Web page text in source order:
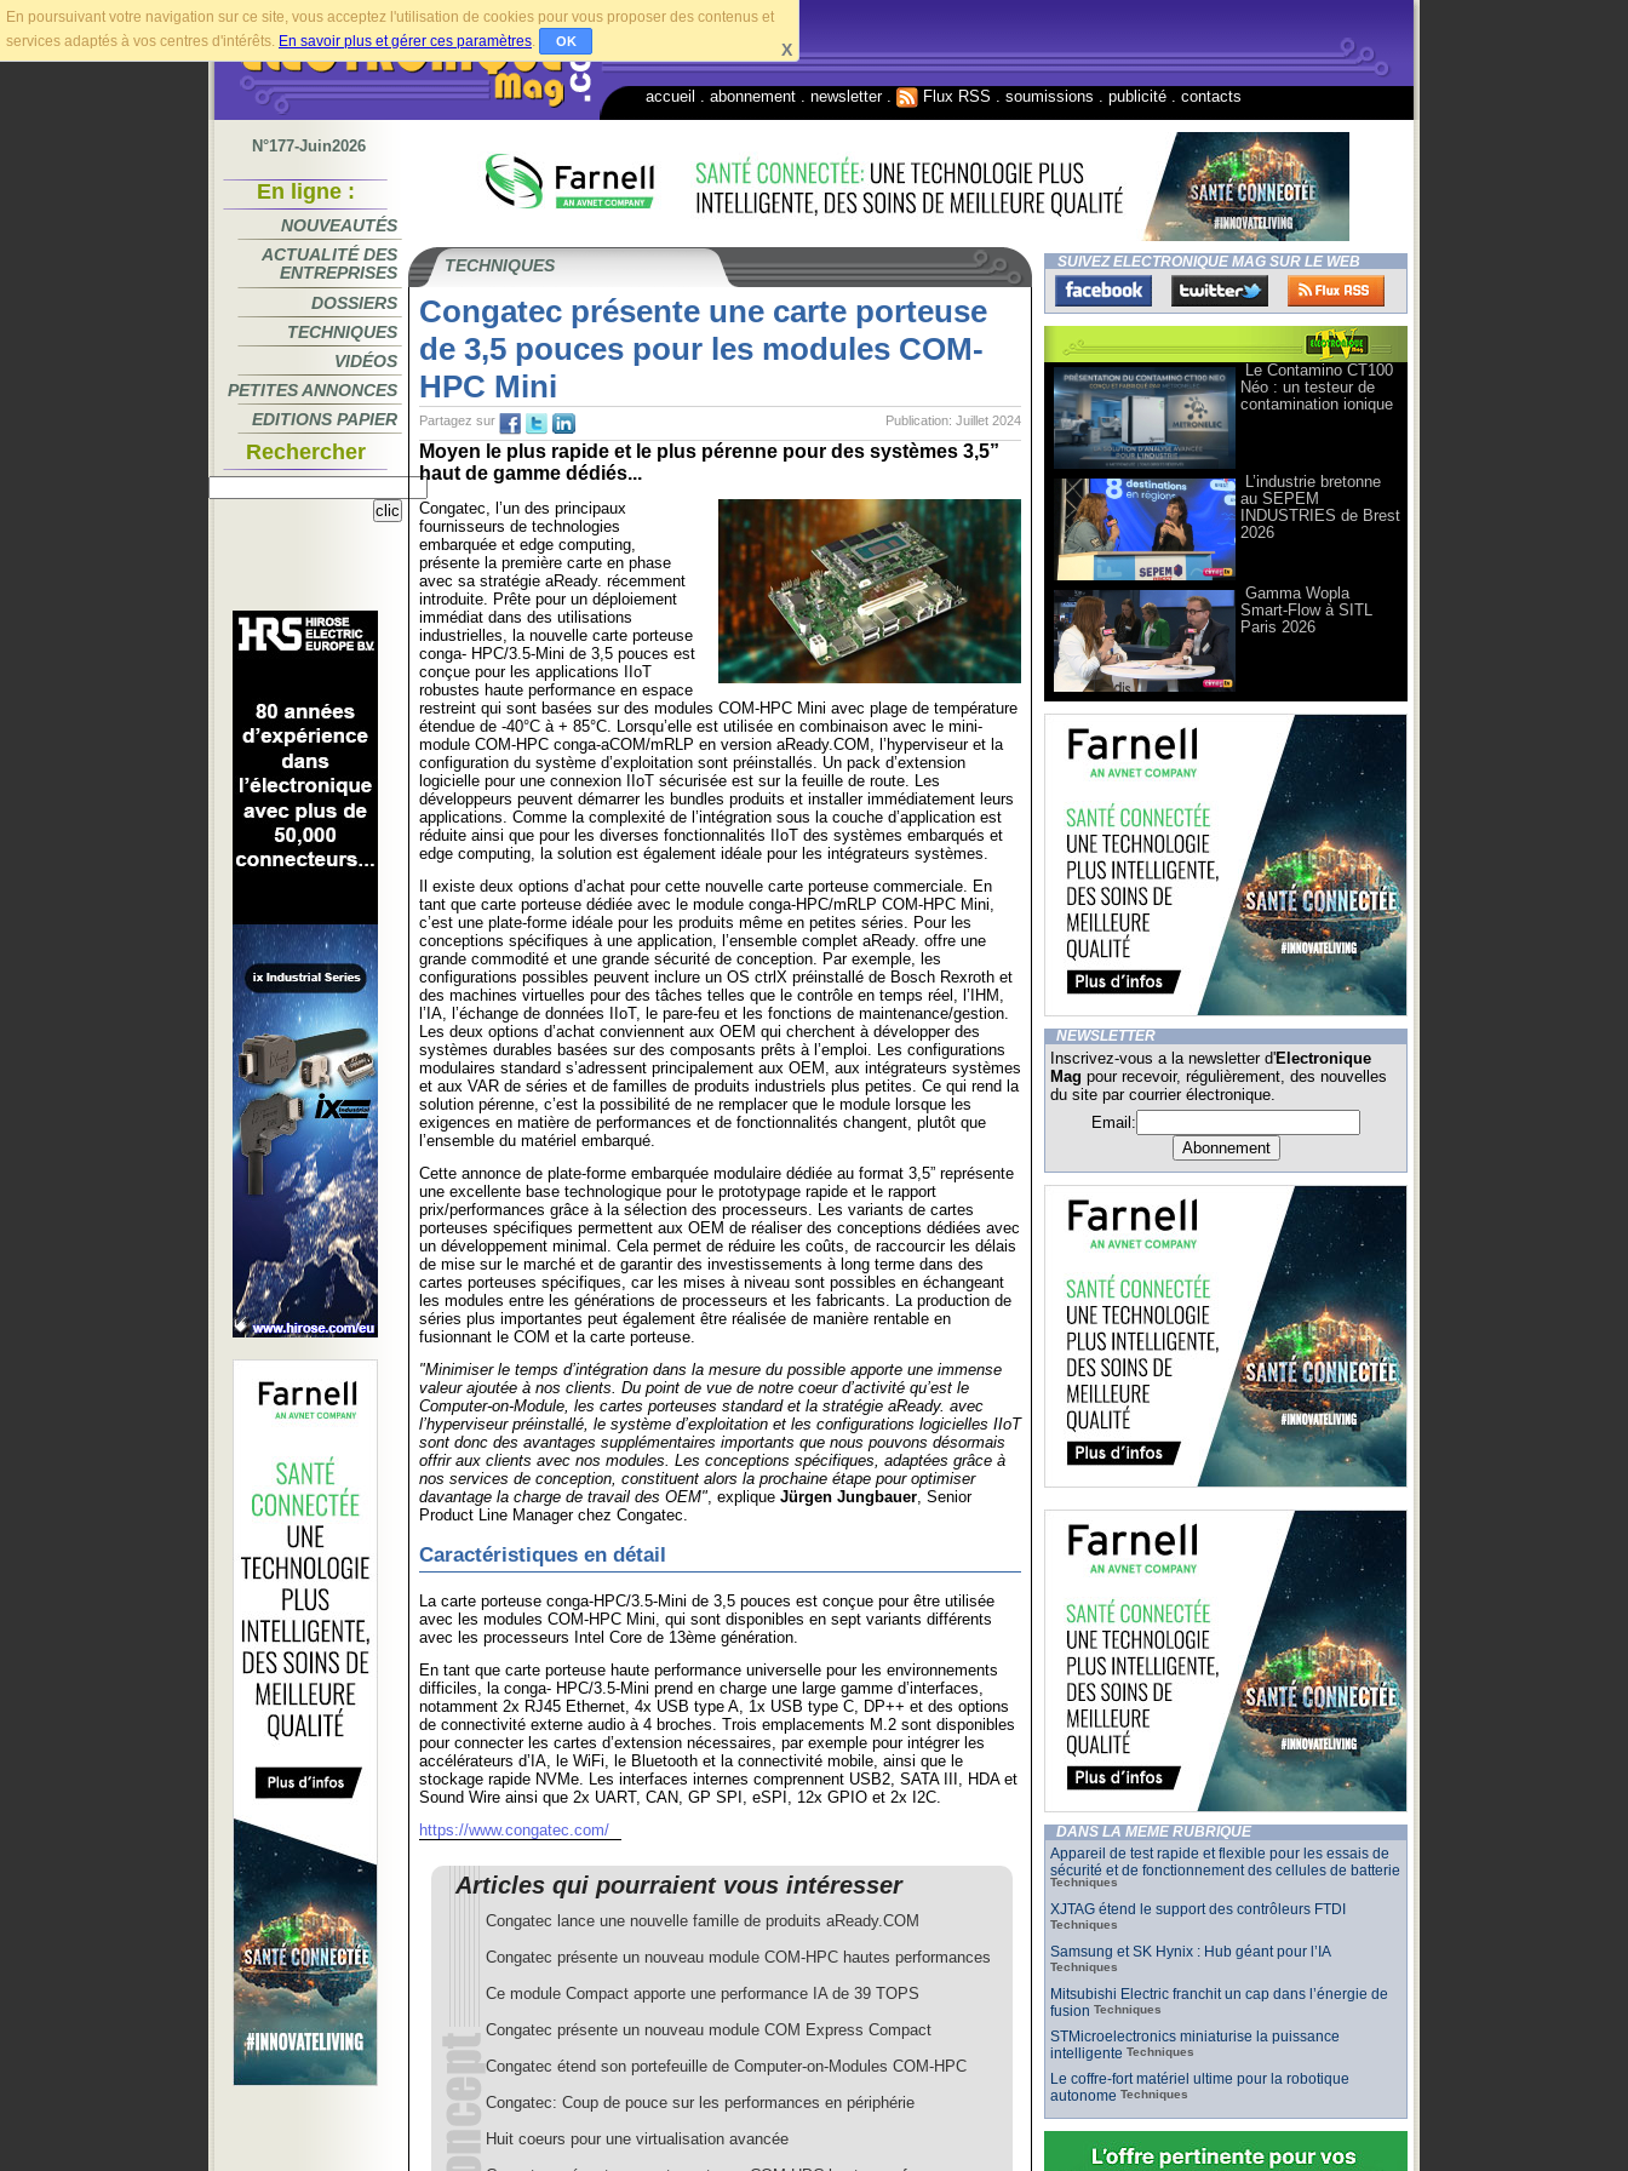
En poursuivant votre navigation sur ce site, vous acceptez l'utilisation de cookies pour vous proposer des contenus et
services adaptés à vos centres d'intérêts. En savoir plus et gérer ces paramètres. OK X
accueil abonnement newsletter. Flux RSS soumissions publicité contacts
N°177-Juin2026
En ligne :
NOUVEAUTÉS
ACTUALITÉ DES
ENTREPRISES
DOSSIERS
TECHNIQUES
VIDÉOS
PETITES ANNONCES
EDITIONS PAPIER
Rechercher
TECHNIQUES
Congatec présente une carte porteuse
de 3,5 pouces pour les modules COM-
HPC Mini
Publication: Juillet 2024
Partagez sur
Moyen le plus rapide et le plus pérenne pour des systèmes 3,5”
haut de gamme dédiés...
Congatec, l’un des principaux
fournisseurs de technologies
embarquée et edge computing,
présente la première carte en phase
avec sa stratégie aReady. récemment
introduite. Prête pour un déploiement
immédiat dans des utilisations
industrielles, la nouvelle carte porteuse
conga- HPC/3.5-Mini de 3,5 pouces est
conçue pour les applications IIoT
robustes haute performance en espace
restreint qui sont basées sur des modules COM-HPC Mini avec plage de température
étendue de -40°C à + 85°C. Lorsqu’elle est utilisée en combinaison avec le mini-
module COM-HPC conga-aCOM/mRLP en version aReady.COM, l’hyperviseur et la
configuration du système d’exploitation sont préinstallés. Un pack d’extension
logicielle pour une connexion IIoT sécurisée est sur la feuille de route. Les
développeurs peuvent démarrer les bundles produits et installer immédiatement leurs
applications. Comme la complexité de l’intégration sous la couche d’application est
réduite ainsi que pour les diverses fonctionnalités IIoT des systèmes embarqués et
edge computing, la solution est également idéale pour les intégrateurs systèmes.
Il existe deux options d’achat pour cette nouvelle carte porteuse commerciale. En
tant que carte porteuse dédiée avec le module conga-HPC/mRLP COM-HPC Mini,
c’est une plate-forme idéale pour les produits même en petites séries. Pour les
conceptions spécifiques à une application, l’ensemble complet aReady. offre une
grande commodité et une grande sécurité de conception. Par exemple, les
configurations possibles peuvent inclure un OS ctrlX préinstallé de Bosch Rexroth et
des machines virtuelles pour des tâches telles que le contrôle en temps réel, l’IHM,
l’IA, l’échange de données IIoT, le pare-feu et les fonctions de maintenance/gestion.
Les deux options d’achat conviennent aux OEM qui cherchent à développer des
systèmes durables basées sur des composants prêts à l’emploi. Les configurations
modulaires standard s’adressent principalement aux OEM, aux intégrateurs systèmes
et aux VAR de séries et de familles de produits industriels plus petites. Ce qui rend la
solution pérenne, c’est la possibilité de ne remplacer que le module lorsque les
exigences en matière de performances et de fonctionnalités changent, plutôt que
l’ensemble du matériel embarqué.
Cette annonce de plate-forme embarquée modulaire dédiée au format 3,5” représente
une excellente base technologique pour le prototypage rapide et le rapport
prix/performances grâce à la sélection des processeurs. Les variants de cartes
porteuses spécifiques permettent aux OEM de réaliser des conceptions dédiées avec
un développement minimal. Cela permet de réduire les coûts, de raccourcir les délais
de mise sur le marché et de garantir des investissements à long terme dans des
cartes porteuses spécifiques, car les mises à niveau sont possibles en échangeant
les modules entre les générations de processeurs et les fabricants. La production de
séries plus importantes peut également être réalisée de manière rentable en
fusionnant le COM et la carte porteuse.
"Minimiser le temps d’intégration dans la mesure du possible apporte une immense
valeur ajoutée à nos clients. Du point de vue de notre coeur d’activité qu’est le
Computer-on-Module, les cartes porteuses standard et la stratégie aReady. avec
l’hyperviseur préinstallé, le système d’exploitation et les configurations logicielles IIoT
sont donc des avantages supplémentaires importants que nous pouvons désormais
offrir aux clients avec nos modules. Les conceptions spécifiques, adaptées grâce à
nos services de conception, constituent alors la prochaine étape pour optimiser
davantage la charge de travail des OEM", explique Jürgen Jungbauer, Senior
Product Line Manager chez Congatec.
Caractéristiques en détail
La carte porteuse conga-HPC/3.5-Mini de 3,5 pouces est conçue pour être utilisée
avec les modules COM-HPC Mini, qui sont disponibles en sept variants différents
avec les processeurs Intel Core de 13ème génération.
En tant que carte porteuse haute performance universelle pour les environnements
difficiles, la conga- HPC/3.5-Mini prend en charge une large gamme d’interfaces,
notamment 2x RJ45 Ethernet, 4x USB type A, 1x USB type C, DP++ et des options
de connectivité externe audio à 4 broches. Trois emplacements M.2 sont disponibles
pour connecter les cartes d’extension nécessaires, par exemple pour intégrer les
accélérateurs d’IA, le WiFi, le Bluetooth et la connectivité mobile, ainsi que le
stockage rapide NVMe. Les interfaces internes comprennent USB2, SATA III, HDA et
Sound Wire ainsi que 2x UART, CAN, GP SPI, eSPI, 12x GPIO et 2x I2C.
https://www.congatec.com/
Articles qui pourraient vous intéresser
Congatec lance une nouvelle famille de produits aReady.COM
Congatec présente un nouveau module COM-HPC hautes performances
Ce module Compact apporte une performance IA de 39 TOPS
Congatec présente un nouveau module COM Express Compact
Congatec étend son portefeuille de Computer-on-Modules COM-HPC
Congatec: Coup de pouce sur les performances en périphérie
Huit coeurs pour une virtualisation avancée
SUIVEZ ELECTRONIQUE MAG SUR LE WEB
Le Contamino CT100
Néo : un testeur de
contamination ionique
L’industrie bretonne
au SEPEM
INDUSTRIES de Brest
2026
Gamma Wopla
Smart-Flow à SITL
Paris 2026
NEWSLETTER
Inscrivez-vous a la newsletter d'Electronique
Mag pour recevoir, régulièrement, des nouvelles
du site par courrier électronique.
Email:
DANS LA MÊME RUBRIQUE
Appareil de test rapide et flexible pour les essais de
sécurité et de fonctionnement des cellules de batterie
Techniques
XJTAG étend le support des contrôleurs FTDI
Techniques
Samsung et SK Hynix : Hub géant pour l’IA
Techniques
Mitsubishi Electric franchit un cap dans l’énergie de
fusion Techniques
STMicroelectronics miniaturise la puissance
intelligente Techniques
Le coffre-fort matériel ultime pour la robotique
autonome Techniques